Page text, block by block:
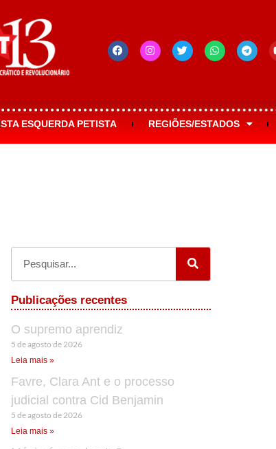
ESQUERDA PETISTA REGIÕES/ESTADOS
Publicações recentes
O supremo aprendiz
5 de agosto de 2026
Leia mais »
Favre, Clara Ant e o processo
judicial contra Cid Benjamin
5 de agosto de 2026
Leia mais »